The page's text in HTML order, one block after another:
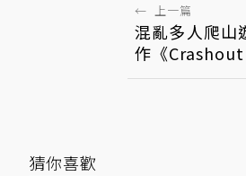
← 上一篇
混亂多人爬山
作《Crashout
猜你喜歡